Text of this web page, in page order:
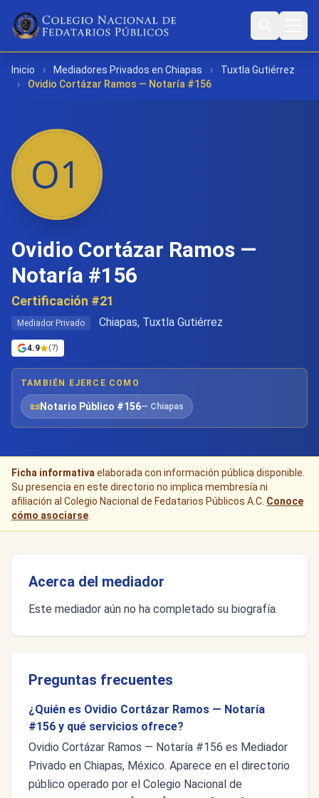
Inicio › Mediadores Privados en Chiapas ›
Tuxtla Gutiérrez
›
Ovidio Cortázar Ramos — Notaría #156
Ovidio Cortázar Ramos —
Notaría #156
Certificación #21
Mediador Privado Chiapas, Tuxtla Gutiérrez
4.9 (7)
TAMBIÉN EJERCE COMO
📜Notario Público #156— Chiapas
Ficha informativa elaborada con información pública disponible.
Su presencia en este directorio no implica membresía ni
afiliación al Colegio Nacional de Fedatarios Públicos A.C. Conoce
cómo asociarse
Acerca del mediador
Este mediador aún no ha completado su biografía.
Preguntas frecuentes
¿Quién es Ovidio Cortázar Ramos — Notaría
#156 y qué servicios ofrece?
Ovidio Cortázar Ramos — Notaría #156 es Mediador
Privado en Chiapas, México. Aparece en el directorio
público operado por el Colegio Nacional de